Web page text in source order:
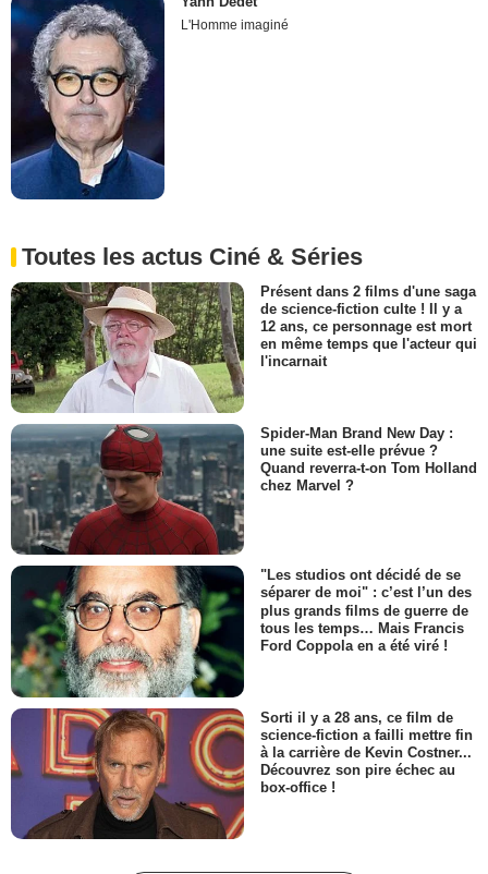
L'Homme imaginé
Toutes les actus Ciné & Séries
Présent dans 2 films d'une saga
de science-fiction culte ! Il y a
12 ans, ce personnage est mort
en même temps que l'acteur qui
l'incarnait
Spider-Man Brand New Day :
une suite est-elle prévue ?
Quand reverra-t-on Tom Holland
chez Marvel ?
"Les studios ont décidé de se
séparer de moi" : c’est l’un des
plus grands films de guerre de
tous les temps… Mais Francis
Ford Coppola en a été viré !
Sorti il y a 28 ans, ce film de
science-fiction a failli mettre fin
à la carrière de Kevin Costner...
Découvrez son pire échec au
box-office !